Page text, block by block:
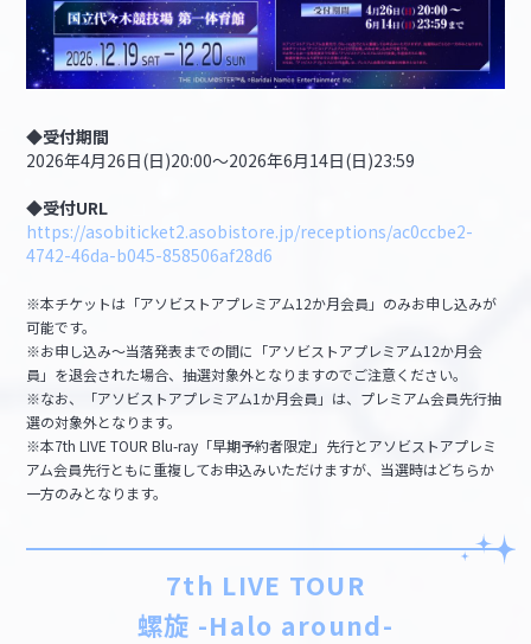
◆受付期間
2026年4月26日(日)20:00～2026年6月14日(日)23:59
◆受付URL
https://asobiticket2.asobistore.jp/receptions/ac0ccbe2-
4742-46da-b045-858506af28d6
※本チケットは「アソビストアプレミアム12か月会員」のみお申し込みが
可能です。
※お申し込み～当落発表までの間に「アソビストアプレミアム12か月会
員」を退会された場合、抽選対象外となりますのでご注意ください。
※なお、「アソビストアプレミアム1か月会員」は、プレミアム会員先行抽
選の対象外となります。
※本7th LIVE TOUR Blu-ray「早期予約者限定」先行とアソビストアプレミ
アム会員先行ともに重複してお申込みいただけますが、当選時はどちらか
一方のみとなります。
7th LIVE TOUR
螺旋 -Halo around-